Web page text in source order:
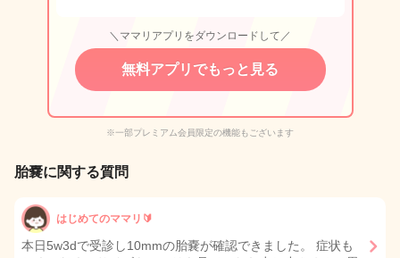
＼ママリアプリをダウンロードして／
無料アプリでもっと見る
※一部プレミアム会員限定の機能もございます
胎嚢に関する質問
はじめてのママリ🔰
本日5w3dで受診し10mmの胎嚢が確認できました。 症状も